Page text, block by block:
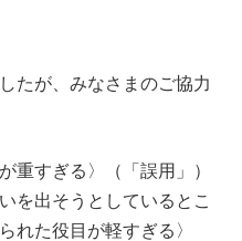
たが、みなさまのご協力
すぎる〉（「誤用」）
を出そうとしているとこ
れた役目が軽すぎる〉